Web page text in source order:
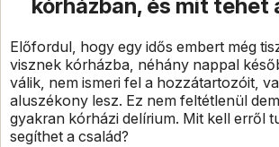
kórházban, és mit tehet
Előfordul, hogy egy idős embert még
visznek kórházba, néhány nappal
válik, nem ismeri fel a hozzátartozóit,
aluszékony lesz. Ez nem feltétlenül
gyakran kórházi delírium. Mit kell erről
segíthet a család?